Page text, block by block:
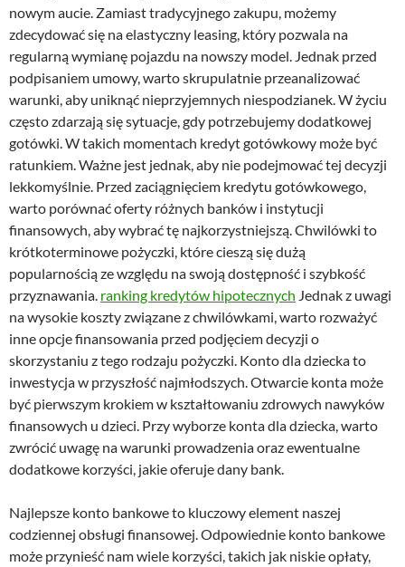
nowym aucie. Zamiast tradycyjnego zakupu, możemy
zdecydować się na elastyczny leasing, który pozwala na
regularną wymianę pojazdu na nowszy model. Jednak przed
podpisaniem umowy, warto skrupulatnie przeanalizować
warunki, aby uniknąć nieprzyjemnych niespodzianek. W życiu
często zdarzają się sytuacje, gdy potrzebujemy dodatkowej
gotówki. W takich momentach kredyt gotówkowy może być
ratunkiem. Ważne jest jednak, aby nie podejmować tej decyzji
lekkomyślnie. Przed zaciągnięciem kredytu gotówkowego,
warto porównać oferty różnych banków i instytucji
finansowych, aby wybrać tę najkorzystniejszą. Chwilówki to
krótkoterminowe pożyczki, które cieszą się dużą
popularnością ze względu na swoją dostępność i szybkość
przyznawania. ranking kredytów hipotecznych Jednak z uwagi
na wysokie koszty związane z chwilówkami, warto rozważyć
inne opcje finansowania przed podjęciem decyzji o
skorzystaniu z tego rodzaju pożyczki. Konto dla dziecka to
inwestycja w przyszłość najmłodszych. Otwarcie konta może
być pierwszym krokiem w kształtowaniu zdrowych nawyków
finansowych u dzieci. Przy wyborze konta dla dziecka, warto
zwrócić uwagę na warunki prowadzenia oraz ewentualne
dodatkowe korzyści, jakie oferuje dany bank.
Najlepsze konto bankowe to kluczowy element naszej
codziennej obsługi finansowej. Odpowiednie konto bankowe
może przynieść nam wiele korzyści, takich jak niskie opłaty,